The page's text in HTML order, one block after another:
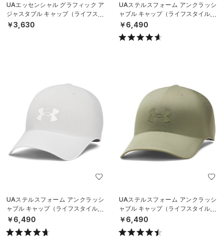
UAエッセンシャル グラフィック ア
ジャスタブル キャップ（ライフスタ
イル/UNISEX）
￥3,630
UAステルスフォーム アンクラッシ
ャブル キャップ（ライフスタイル/U
NISEX）
￥6,490
UAステルスフォーム アンクラッシ
ャブル キャップ（ライフスタイル/U
NISEX）
￥6,490
UAステルスフォーム アンクラッシ
ャブル キャップ（ライフスタイル/U
NISEX）
￥6,490